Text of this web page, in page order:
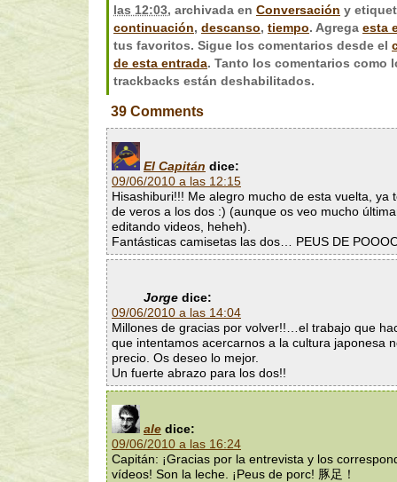
las 12:03, archivada en Conversación y
continuación, descanso, tiempo. Agrega esta
tus favoritos. Sigue los comentarios desde el
de esta entrada. Tanto los comentarios como
trackbacks están deshabilitados.
39 Comments
El Capitán dice:
09/06/2010 a las 12:15
Hisashiburi!!! Me alegro mucho de esta vuelta, ya
de veros a los dos :) (aunque os veo mucho
editando videos, heheh).
Fantásticas camisetas las dos… PEUS DE
Jorge dice:
09/06/2010 a las 14:04
Millones de gracias por volver!!…el trabajo que
que intentamos acercarnos a la cultura japonesa
precio. Os deseo lo mejor.
Un fuerte abrazo para los dos!!
ale dice:
09/06/2010 a las 16:24
Capitán: ¡Gracias por la entrevista y los
vídeos! Son la leche. ¡Peus de porc! 豚足！